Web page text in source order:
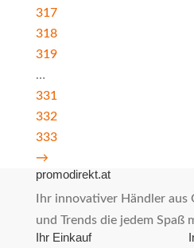
317
318
319
…
331
332
333
→
promodirekt.at
Ihr innovativer Händler aus
und Trends die jedem Spaß
Ihr Einkauf